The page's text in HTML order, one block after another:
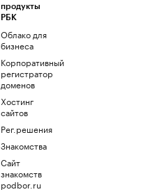
продукты
РБК
Облако для
бизнеса
Корпоративный
регистратор
доменов
Хостинг
сайтов
Рег.решения
Знакомства
Сайт
знакомств
podbor.ru